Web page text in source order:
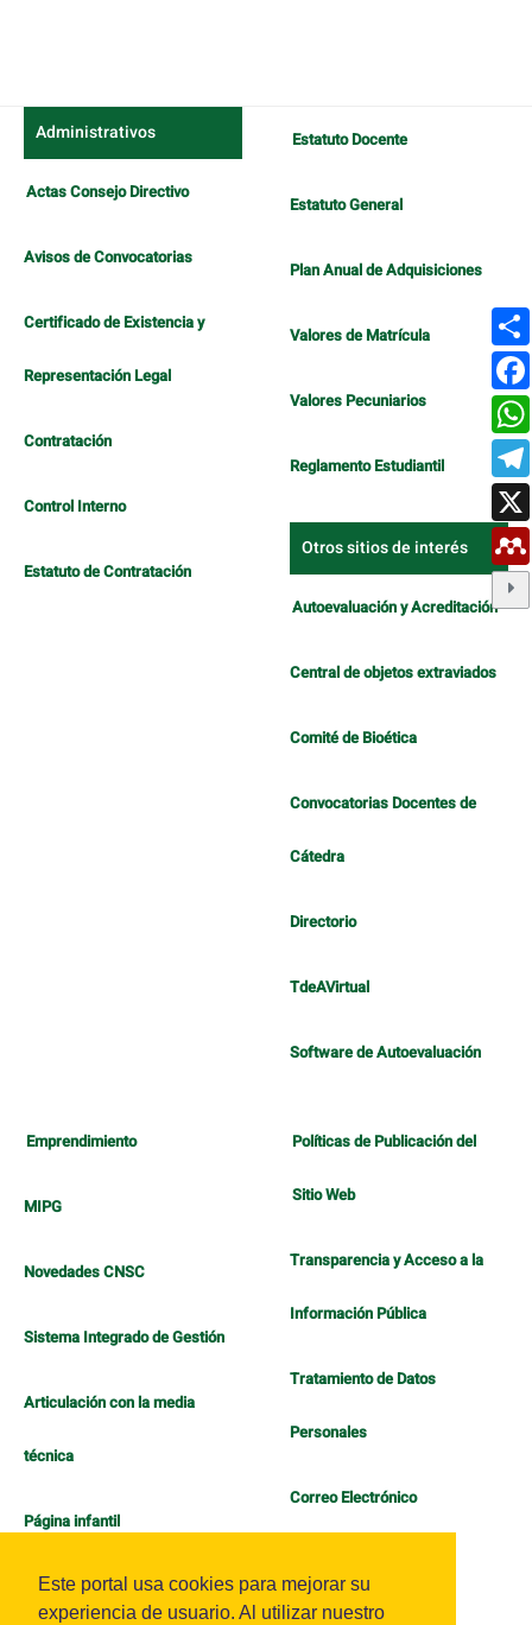
Este portal usa cookies para mejorar su
experiencia de usuario. Al utilizar nuestro
Administrativos
Actas Consejo Directivo
Avisos de Convocatorias
Certificado de Existencia y
Representación Legal
Contratación
Control Interno
Estatuto de Contratación
Estatuto Docente
Estatuto General
Plan Anual de Adquisiciones
Valores de Matrícula
Valores Pecuniarios
Reglamento Estudiantil
Otros sitios de interés
Autoevaluación y Acreditación
Central de objetos extraviados
Comité de Bioética
Convocatorias Docentes de
Cátedra
Directorio
TdeAVirtual
Software de Autoevaluación
Emprendimiento
MIPG
Novedades CNSC
Sistema Integrado de Gestión
Articulación con la media
técnica
Página infantil
Políticas de Publicación del
Sitio Web
Transparencia y Acceso a la
Información Pública
Tratamiento de Datos
Personales
Correo Electrónico